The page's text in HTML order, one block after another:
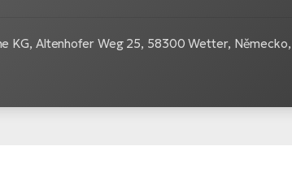
KG, Altenhofer Weg 25, 58300 Wetter,